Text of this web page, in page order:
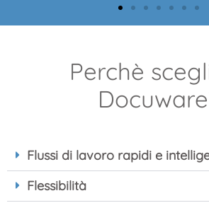
automatica delle fatuure, 3-way
processi SAP, controllo e verifica
POD rapidi per accelerare i conti,
Perchè
Flussi di lavoro rapidi e
Flessibilità